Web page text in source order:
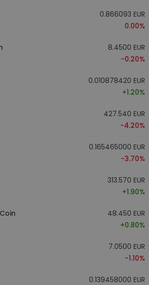
0.866093 EUR
0.00%
8.4500 EUR
-0.20%
0.010878420 EUR
+1.20%
427.540 EUR
-4.20%
0.165465000 EUR
-3.70%
313.570 EUR
+1.90%
48.450 EUR
+0.80%
7.0500 EUR
-1.10%
0.139458000 EUR